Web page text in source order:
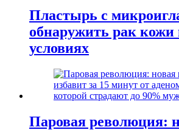
Пластырь с
обнаружить рак
условиях
Паровая революция: